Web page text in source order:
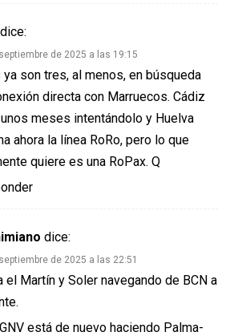
dice:
de 2025 a las 19:15
ya son tres, al menos, en búsqueda
directa con Marruecos. Cádiz
meses intentándolo y Huelva
ahora la línea RoRo, pero lo que
quiere es una RoPax. Q
dice:
de 2025 a las 22:51
el Martín y Soler navegando de BCN a
está de nuevo haciendo Palma-